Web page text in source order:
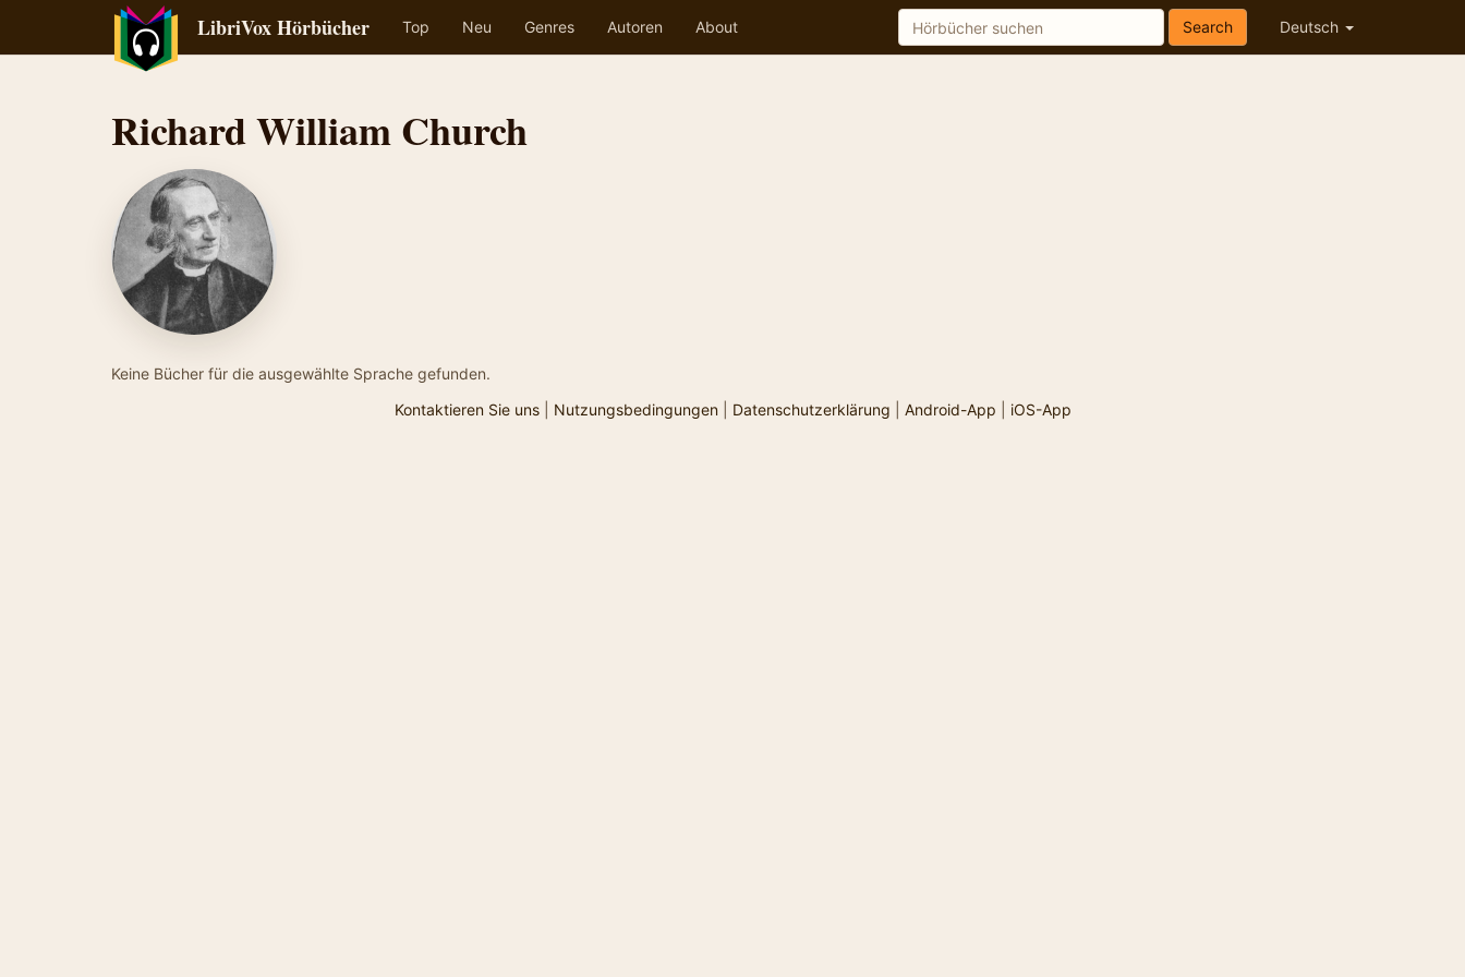
LibriVox Hörbücher Top Neu Genres Autoren About Deutsch
Search
Richard William Church
Keine Bücher für die ausgewählte Sprache gefunden.
Kontaktieren Sie uns| Nutzungsbedingungen| Datenschutzerklärung Android-App iOS-App